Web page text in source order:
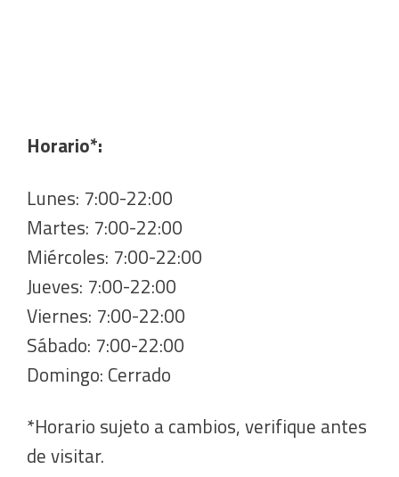
Horario*:
Lunes: 7:00-22:00
Martes: 7:00-22:00
Miércoles: 7:00-22:00
Jueves: 7:00-22:00
Viernes: 7:00-22:00
Sábado: 7:00-22:00
Domingo: Cerrado
*Horario sujeto a cambios, verifique antes
de visitar.